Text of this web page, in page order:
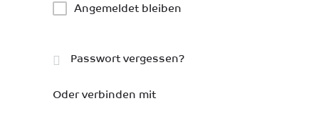
Angemeldet bleiben
Passwort vergessen?
Oder verbinden mit